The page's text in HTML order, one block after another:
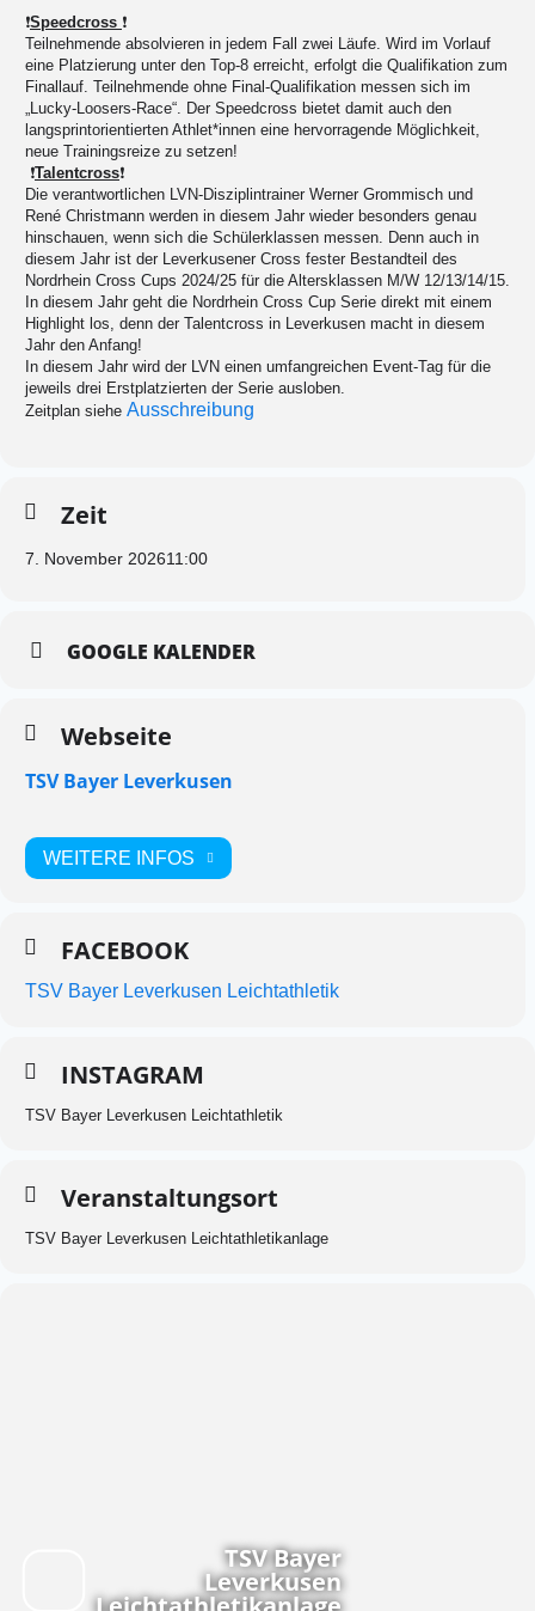
❗Speedcross ❗
Teilnehmende absolvieren in jedem Fall zwei Läufe. Wird im Vorlauf
eine Platzierung unter den Top-8 erreicht, erfolgt die Qualifikation zum
Finallauf. Teilnehmende ohne Final-Qualifikation messen sich im
„Lucky-Loosers-Race“. Der Speedcross bietet damit auch den
langsprintorientierten Athlet*innen eine hervorragende Möglichkeit,
neue Trainingsreize zu setzen!
❗Talentcross❗
Die verantwortlichen LVN-Disziplintrainer Werner Grommisch und
René Christmann werden in diesem Jahr wieder besonders genau
hinschauen, wenn sich die Schülerklassen messen. Denn auch in
diesem Jahr ist der Leverkusener Cross fester Bestandteil des
Nordrhein Cross Cups 2024/25 für die Altersklassen M/W 12/13/14/15.
In diesem Jahr geht die Nordrhein Cross Cup Serie direkt mit einem
Highlight los, denn der Talentcross in Leverkusen macht in diesem
Jahr den Anfang!
In diesem Jahr wird der LVN einen umfangreichen Event-Tag für die
jeweils drei Erstplatzierten der Serie ausloben.
Zeitplan siehe Ausschreibung
Zeit
7. November 202611:00
GOOGLE KALENDER
Webseite
TSV Bayer Leverkusen
WEITERE INFOS
FACEBOOK
TSV Bayer Leverkusen Leichtathletik
INSTAGRAM
TSV Bayer Leverkusen Leichtathletik
Veranstaltungsort
TSV Bayer Leverkusen Leichtathletikanlage
TSV Bayer
Leverkusen